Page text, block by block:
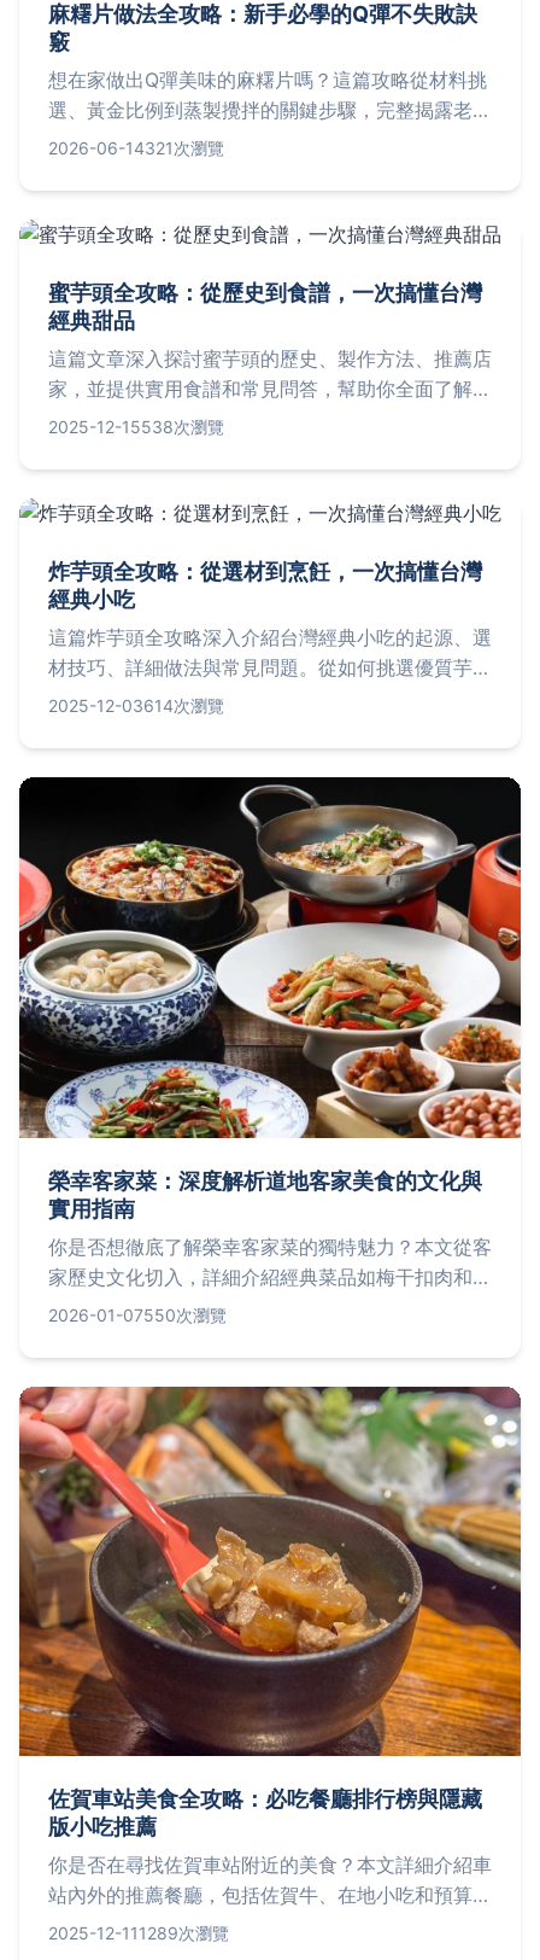
麻糬片做法全攻略：新手必學的Q彈不失敗訣
竅
想在家做出Q彈美味的麻糬片嗎？這篇攻略從材料挑
選、黃金比例到蒸製攪拌的關鍵步驟，完整揭露老師
傅不傳的軟糯秘訣，並解答為何你的麻糬總是太硬或
2026-06-14321次瀏覽
蜜芋頭全攻略：從歷史到食譜，一次搞懂台灣
經典甜品
這篇文章深入探討蜜芋頭的歷史、製作方法、推薦店
家，並提供實用食譜和常見問答，幫助你全面了解這
款台灣經典甜品。內容包括蜜芋頭的營養價值、保存
2025-12-15538次瀏覽
炸芋頭全攻略：從選材到烹飪，一次搞懂台灣
經典小吃
這篇炸芋頭全攻略深入介紹台灣經典小吃的起源、選
材技巧、詳細做法與常見問題。從如何挑選優質芋
頭，到 step-by-step 烹飪教學，再到保存方法和健
值的秘訣，避免常見錯誤，享受地道美味。
2025-12-03614次瀏覽
榮幸客家菜：深度解析道地客家美食的文化與
實用指南
你是否想徹底了解榮幸客家菜的獨特魅力？本文從客
家歷史文化切入，詳細介紹經典菜品如梅干扣肉和客
家小炒的由來與做法，並提供餐廳選擇技巧、健康飲
饕探索，都能掌握最實用的資訊，享受這份鹹香美味
的文化之旅。
2026-01-07550次瀏覽
佐賀車站美食全攻略：必吃餐廳排行榜與隱藏
版小吃推薦
你是否在尋找佐賀車站附近的美食？本文詳細介紹車
站內外的推薦餐廳，包括佐賀牛、在地小吃和預算選
擇，並提供實用貼士和常見問題解答，幫助你輕鬆規
2025-12-111289次瀏覽